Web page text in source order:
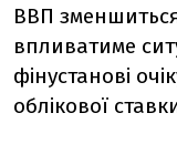
ВВП
впливатиме
фінустанові
облікової